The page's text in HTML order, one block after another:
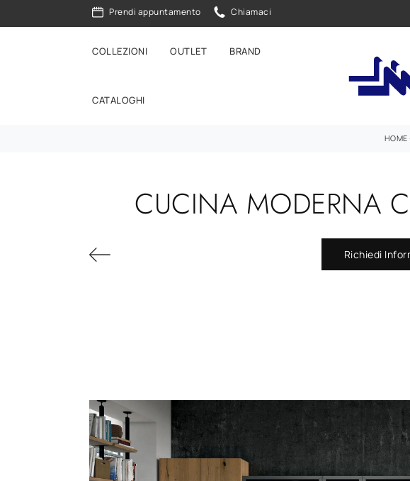
Prendi appuntamento Chiamaci
COLLEZIONI OUTLET BRAND
CATALOGHI
HOME
CUCINA MODERNA
Richiedi